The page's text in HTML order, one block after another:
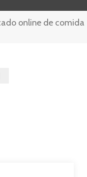
online de comida